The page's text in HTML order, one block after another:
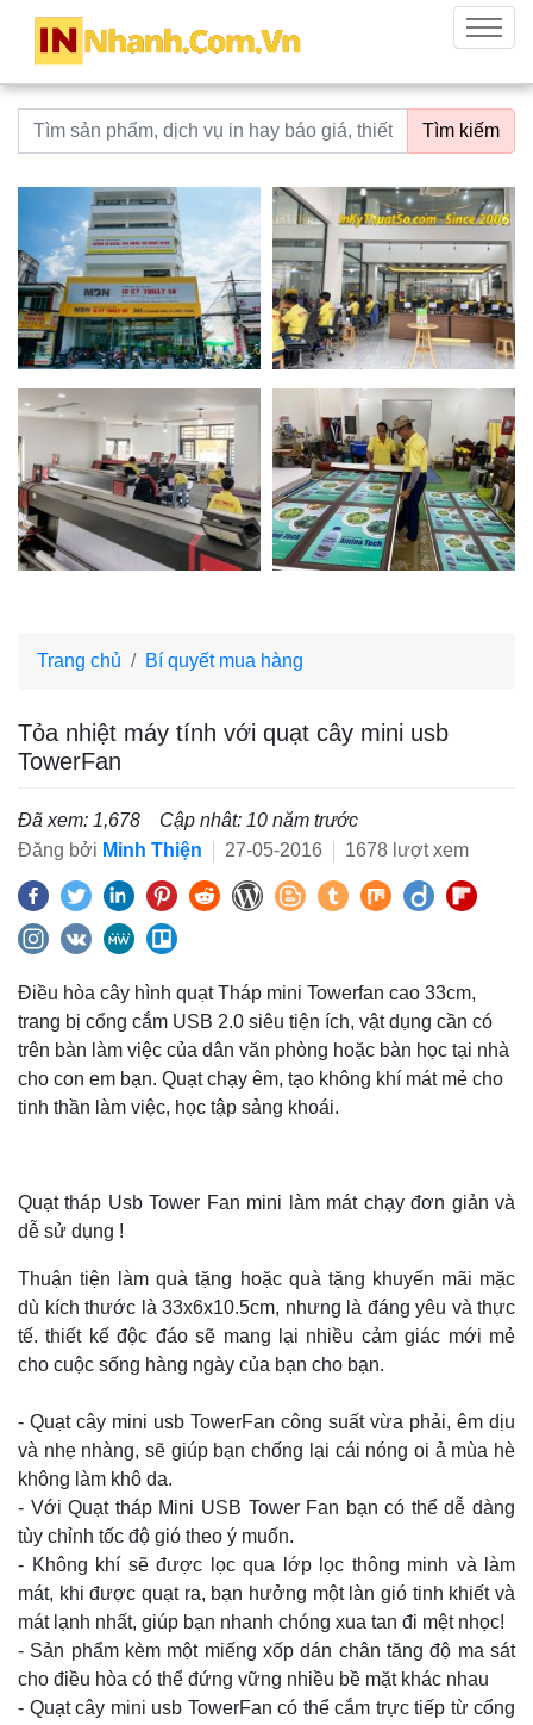
innhanh.com.vn
Menu
Từ khoá tìm kiếm Tìm kiếm
Trang chủ Bí quyết mua hàng
Tỏa nhiệt máy tính với quạt cây mini usb
TowerFan
Đã xem: 1,678
Cập nhât: 10 năm trước
Đăng bởi Minh Thiện 27-05-2016 1678 lượt xem
Điều hòa cây hình quạt Tháp mini Towerfan cao 33cm,
trang bị cổng cắm USB 2.0 siêu tiện ích, vật dụng cần có
trên bàn làm việc của dân văn phòng hoặc bàn học tại nhà
cho con em bạn. Quạt chạy êm, tạo không khí mát mẻ cho
tinh thần làm việc, học tập sảng khoái.
Quạt tháp Usb Tower Fan mini làm mát chạy đơn giản và
dễ sử dụng !
Thuận tiện làm quà tặng hoặc quà tặng khuyến mãi mặc
dù kích thước là 33x6x10.5cm, nhưng là đáng yêu và thực
tế. thiết kế độc đáo sẽ mang lại nhiều cảm giác mới mẻ
cho cuộc sống hàng ngày của bạn cho bạn.
- Quạt cây mini usb TowerFan công suất vừa phải, êm dịu
và nhẹ nhàng, sẽ giúp bạn chống lại cái nóng oi ả mùa hè
không làm khô da.
- Với Quạt tháp Mini USB Tower Fan bạn có thể dễ dàng
tùy chỉnh tốc độ gió theo ý muốn.
- Không khí sẽ được lọc qua lớp lọc thông minh và làm
mát, khi được quạt ra, bạn hưởng một làn gió tinh khiết và
mát lạnh nhất, giúp bạn nhanh chóng xua tan đi mệt nhọc!
- Sản phẩm kèm một miếng xốp dán chân tăng độ ma sát
cho điều hòa có thể đứng vững nhiều bề mặt khác nhau
- Quạt cây mini usb TowerFan có thể cắm trực tiếp từ cổng